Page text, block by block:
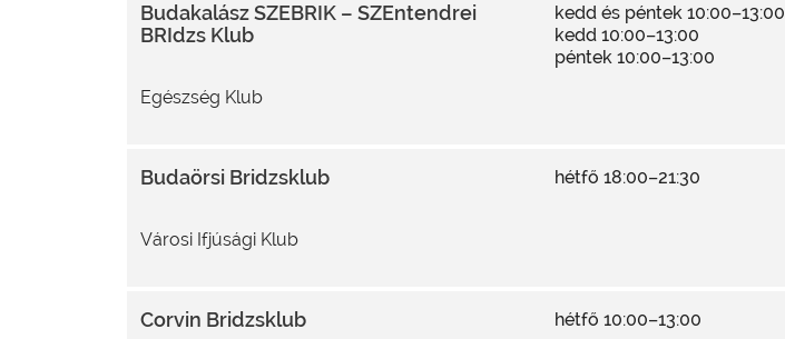
Budakalász SZEBRIK – SZEntendrei
BRIdzs Klub
Egészség Klub
kedd és péntek 10:00–13:00
kedd 10:00–13:00
péntek 10:00–13:00
Budaörsi Bridzsklub
Városi Ifjúsági Klub
hétfő 18:00–21:30
Corvin Bridzsklub hétfő 10:00–13:00